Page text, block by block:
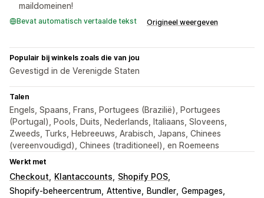
maildomeinen!
Bevat automatisch vertaalde tekst Origineel weergeven
Populair bij winkels zoals die van jou
Gevestigd in de Verenigde Staten
Talen
Engels, Spaans, Frans, Portugees (Brazilië), Portugees
(Portugal), Pools, Duits, Nederlands, Italiaans, Sloveens,
Zweeds, Turks, Hebreeuws, Arabisch, Japans, Chinees
(vereenvoudigd), Chinees (traditioneel), en Roemeens
Werkt met
Checkout Klantaccounts
Shopify POS
Shopify-beheercentrum Attentive Bundler Gempages